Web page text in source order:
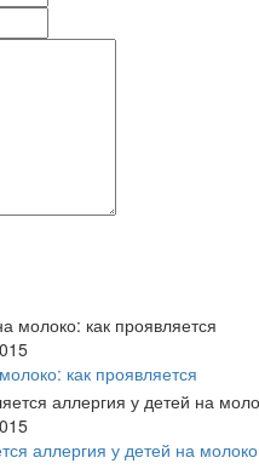
как проявляется
аллергия у детей на молоко